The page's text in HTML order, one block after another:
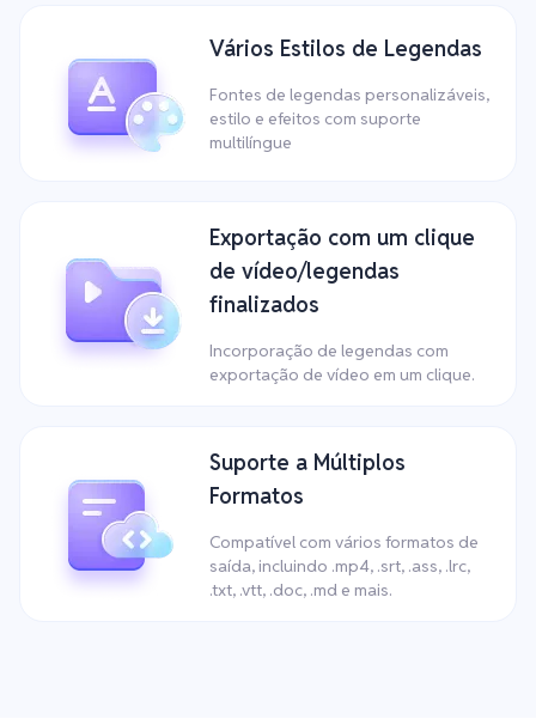
Vários Estilos de Legendas
Fontes de legendas personalizáveis,
estilo e efeitos com suporte
multilíngue
Exportação com um clique
de vídeo/legendas
finalizados
Incorporação de legendas com
exportação de vídeo em um clique.
Suporte a Múltiplos
Formatos
Compatível com vários formatos de
saída, incluindo .mp4, .srt, .ass, .lrc,
.txt, .vtt, .doc, .md e mais.